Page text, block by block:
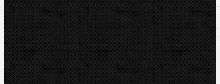
U nás zaplatíte
3 990,00Kč
U nás zaplatíte s DPH
4 827,90 Kč